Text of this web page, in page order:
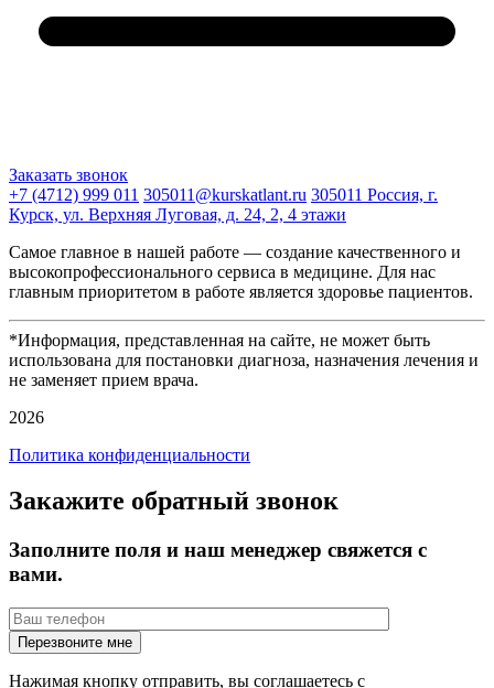
Заказать звонок
+7 (4712) 999 011 305011@kurskatlant.ru 305011 Россия, г.
Курск, ул. Верхняя Луговая, д. 24, 2, 4 этажи
Самое главное в нашей работе — создание качественного и
высокопрофессионального сервиса в медицине. Для нас
главным приоритетом в работе является здоровье пациентов.
*Информация, представленная на сайте, не может быть
использована для постановки диагноза, назначения лечения и
не заменяет прием врача.
2026
Политика конфиденциальности
Закажите обратный звонок
Заполните поля и наш менеджер свяжется с
вами.
Нажимая кнопку отправить, вы соглашаетесь с